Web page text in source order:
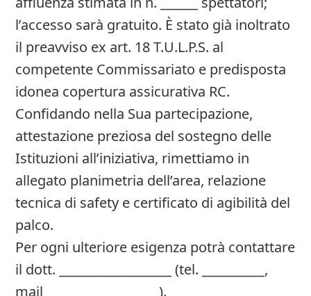
l’accesso sarà gratuito. È stato già inoltrato
il preavviso ex art. 18 T.U.L.P.S. al
competente Commissariato e predisposta
idonea copertura assicurativa RC.
Confidando nella Sua partecipazione,
attestazione preziosa del sostegno delle
Istituzioni all’iniziativa, rimettiamo in
allegato planimetria dell’area, relazione
tecnica di safety e certificato di agibilità del
palco.
Per ogni ulteriore esigenza potrà contattare
il dott. __________________ (tel. __________,
mail __________________).